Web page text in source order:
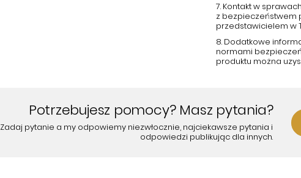
7. Kontakt w
z bezpieczeństwem
przedstawicielem w
8. Dodatkowe
normami
produktu można
Potrzebujesz pomocy? Masz pytania?
Zadaj pytanie a my odpowiemy niezwłocznie, najciekawsze pytania i
odpowiedzi publikując dla innych.